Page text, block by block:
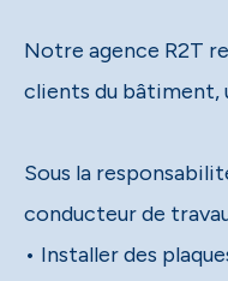
Notre agence R2T
clients du bâtiment,
Sous la
conducteur de
• Installer des